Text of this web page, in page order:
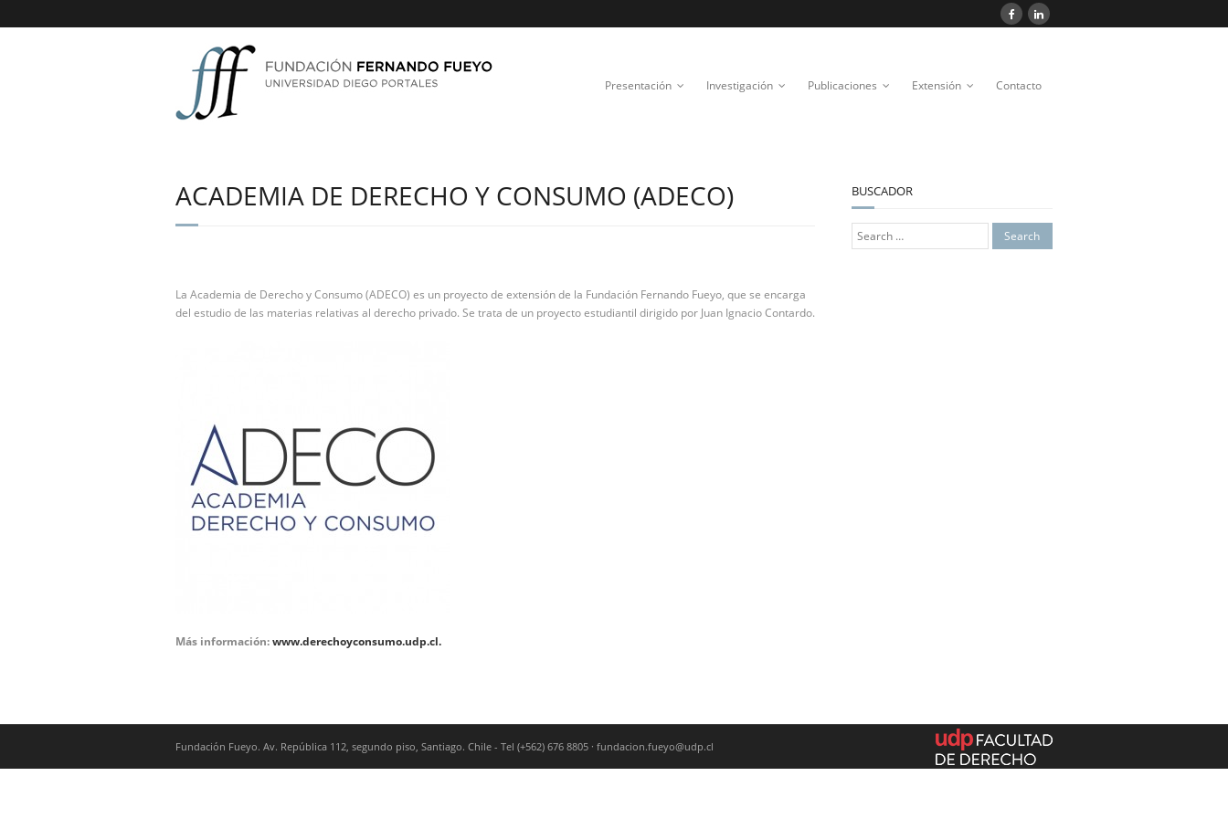
Presentación Investigación Publicaciones Extensión Contacto
ACADEMIA DE DERECHO Y CONSUMO (ADECO)
La Academia de Derecho y Consumo (ADECO) es un proyecto de extensión de la Fundación Fernando Fueyo, que se encarga
del estudio de las materias relativas al derecho privado. Se trata de un proyecto estudiantil dirigido por Juan Ignacio Contardo.
Más información:www.derechoyconsumo.udp.cl.
BUSCADOR
Fundación Fueyo. Av. República 112, segundo piso, Santiago. Chile - Tel (+562) 676 8805 · fundacion.fueyo@udp.cl